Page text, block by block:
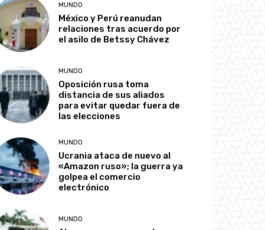
MUNDO
México y Perú reanudan
relaciones tras acuerdo por
el asilo de Betssy Chávez
MUNDO
Oposición rusa toma
distancia de sus aliados
para evitar quedar fuera de
las elecciones
MUNDO
Ucrania ataca de nuevo al
«Amazon ruso»; la guerra ya
golpea el comercio
electrónico
MUNDO